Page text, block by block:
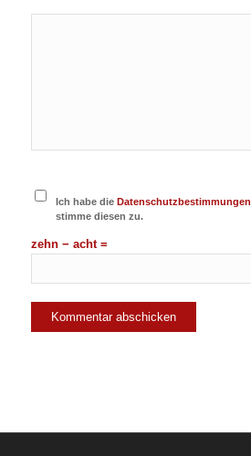
Ich habe dieDatenschutzbestimmungen
stimme diesen zu.
zehn − acht =